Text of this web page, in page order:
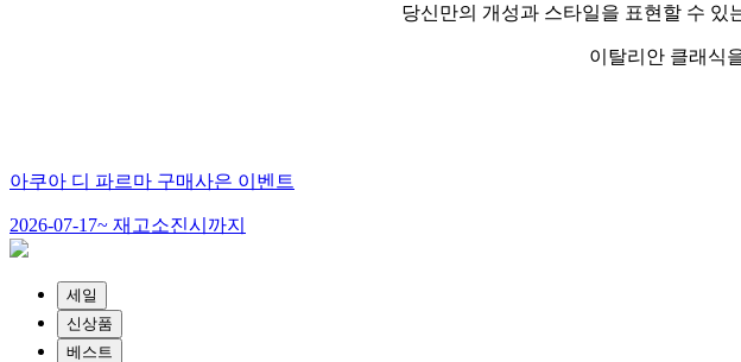
당신만의 개성과 스타일을 표현할 수 있
이탈리안 클래식
아쿠아 디 파르마 구매사은 이벤트
2026-07-17~ 재고소진시까지
세일
신상품
베스트